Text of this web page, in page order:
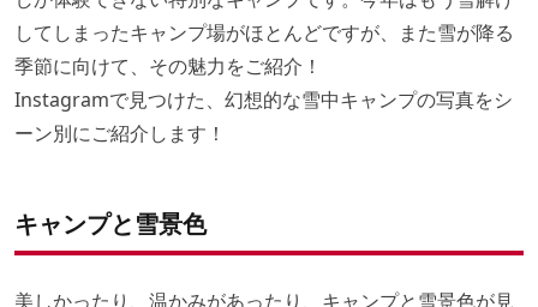
してしまったキャンプ場がほとんどですが、また雪が降る
季節に向けて、その魅力をご紹介！
Instagramで見つけた、幻想的な雪中キャンプの写真をシ
ーン別にご紹介します！
キャンプと雪景色
美しかったり、温かみがあったり、キャンプと雪景色が見